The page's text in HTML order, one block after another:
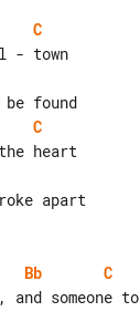
C
C
apart
Bb
C
and someone to